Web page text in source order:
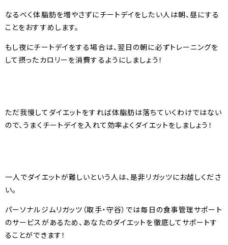
なるべく体脂肪を増やさずにチートデイをしたい人は朝、昼にする
ことをおすすめします。
もし夜にチートデイをする場合は、翌日の朝に必ずトレーニングを
して摂ったカロリーを消費するようにしましょう！
ただ我慢してダイエットをすれば体脂肪は落ちていくわけではない
ので、うまくチートデイを入れて効率よくダイエットをしましょう！
一人でダイエットが難しいという人は、是非リガッツにお越しくださ
い。
パーソナルジムリガッツ（取手・守谷）では毎日の食事管理サポート
のサービスがあるため、あなたのダイエットを徹底してサポートす
ることができます！